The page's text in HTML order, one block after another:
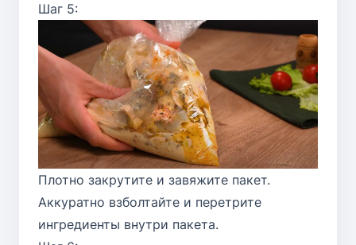
Шаг 5:
Плотно закрутите и завяжите пакет.
Аккуратно взболтайте и перетрите
ингредиенты внутри пакета.